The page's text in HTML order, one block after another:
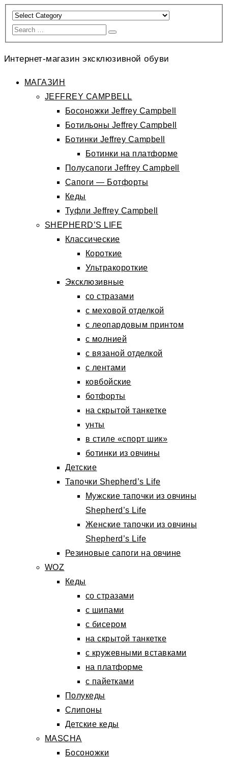
Интернет-магазин эксклюзивной обуви
МАГАЗИН
JEFFREY CAMPBELL
Босоножки Jeffrey Campbell
Ботильоны Jeffrey Campbell
Ботинки Jeffrey Campbell
Ботинки на платформе
Полусапоги Jeffrey Campbell
Сапоги — Ботфорты
Кеды
Туфли Jeffrey Campbell
SHEPHERD’S LIFE
Классические
Короткие
Ультракороткие
Эксклюзивные
со стразами
с меховой отделкой
с леопардовым принтом
с молнией
с вязаной отделкой
с лентами
ковбойские
ботфорты
на скрытой танкетке
унты
в стиле «спорт шик»
ботинки из овчины
Детские
Тапочки Shepherd’s Life
Мужские тапочки из овчины
Shepherd’s Life
Женские тапочки из овчины
Shepherd’s Life
Резиновые сапоги на овчине
WOZ
Кеды
со стразами
с шипами
с бисером
на скрытой танкетке
с кружевными вставками
на платформе
с пайетками
Полукеды
Слипоны
Детские кеды
MASCHA
Босоножки